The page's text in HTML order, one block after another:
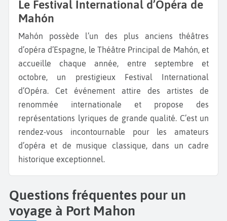
Le Festival International d’Opéra de
Mahón
Mahón possède l’un des plus anciens théâtres
d’opéra d’Espagne, le Théâtre Principal de Mahón, et
accueille chaque année, entre septembre et
octobre, un prestigieux Festival International
d’Opéra. Cet événement attire des artistes de
renommée internationale et propose des
représentations lyriques de grande qualité. C’est un
rendez-vous incontournable pour les amateurs
d’opéra et de musique classique, dans un cadre
historique exceptionnel.
Questions fréquentes pour un
voyage à Port Mahon